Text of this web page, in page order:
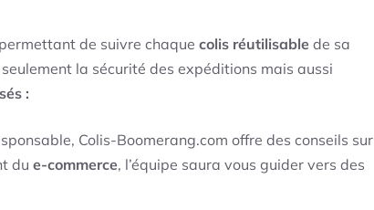
de suivre chaque colis réutilisable de sa
la sécurité des expéditions mais aussi
:
Colis-Boomerang.com offre des conseils sur
du e-commerce, l’équipe saura vous guider vers des